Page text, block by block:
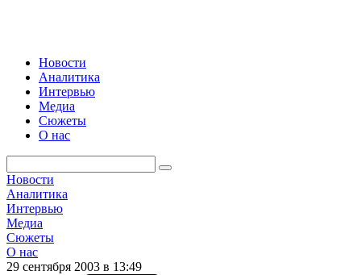
Новости
Аналитика
Интервью
Медиа
Сюжеты
О нас
Новости
Аналитика
Интервью
Медиа
Сюжеты
О нас
29 сентября 2003 в 13:49